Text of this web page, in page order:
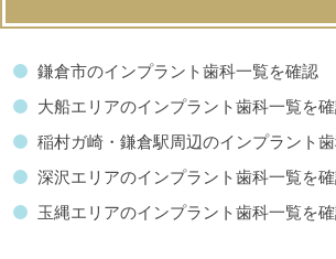
鎌倉市のインプラント歯科一覧を確認
大船エリアのインプラント歯科一覧を
稲村ガ崎・鎌倉駅周辺のインプラント
深沢エリアのインプラント歯科一覧を
玉縄エリアのインプラント歯科一覧を